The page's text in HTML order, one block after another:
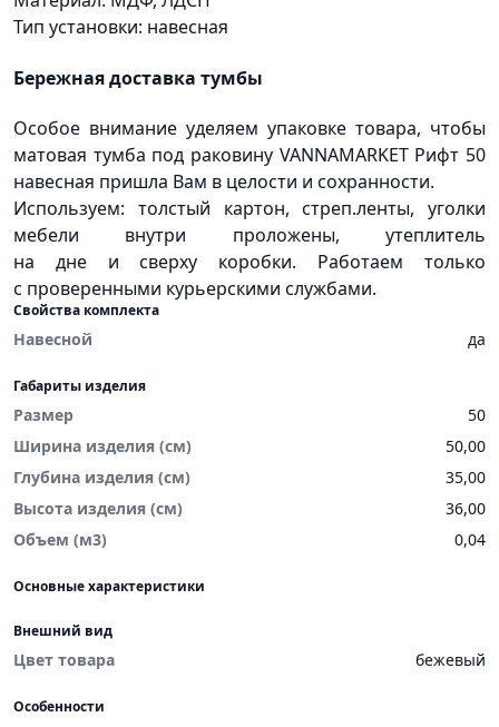
Тип установки: навесная
Бережная доставка тумбы
Особое внимание уделяем упаковке товара, чтобы
матовая тумба под раковину VANNAMARKET Рифт 50
навесная пришла Вам в целости и сохранности.
Используем: толстый картон, стреп.ленты, уголки
мебели внутри проложены, утеплитель
на дне и сверху коробки. Работаем только
с проверенными курьерскими службами.
Свойства комплекта
Навесной да
Габариты изделия
Размер
50
Ширина изделия (см)
50,00
Глубина изделия (см)
35,00
Высота изделия (см)
36,00
Объем (м3)
0,04
Основные характеристики
Внешний вид
Цвет товара бежевый
Особенности